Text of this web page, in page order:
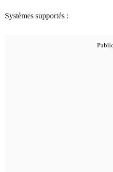
Systèmes supportés :